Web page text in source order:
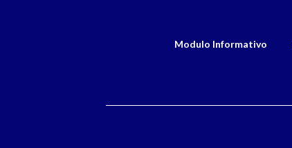
Modulo Informativo